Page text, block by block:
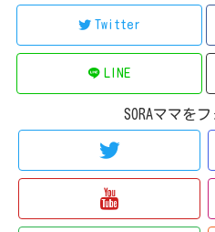
Twitter
LINE
SORAママを